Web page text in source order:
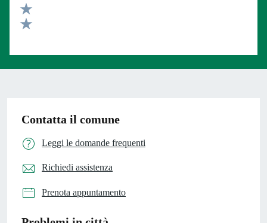
Valuta 3 stelle su 5
Valuta 2 stelle su 5
Contatta il comune
Leggi le domande frequenti
Richiedi assistenza
Prenota appuntamento